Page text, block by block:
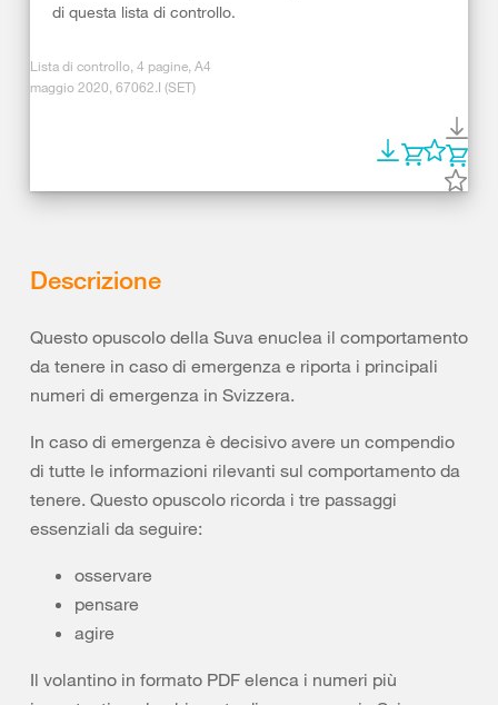
di questa lista di controllo.
Lista di controllo, 4 pagine, A4
maggio 2020, 67062.I (SET)
Descrizione
Questo opuscolo della Suva enuclea il comportamento
da tenere in caso di emergenza e riporta i principali
numeri di emergenza in Svizzera.
In caso di emergenza è decisivo avere un compendio
di tutte le informazioni rilevanti sul comportamento da
tenere. Questo opuscolo ricorda i tre passaggi
essenziali da seguire:
osservare
pensare
agire
Il volantino in formato PDF elenca i numeri più